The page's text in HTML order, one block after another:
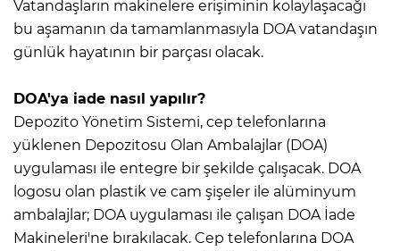
Vatandaşların makinelere erişiminin kolaylaşacağı
bu aşamanın da tamamlanmasıyla DOA vatandaşın
günlük hayatının bir parçası olacak.
DOA'ya iade nasıl yapılır?
Depozito Yönetim Sistemi, cep telefonlarına
yüklenen Depozitosu Olan Ambalajlar (DOA)
uygulaması ile entegre bir şekilde çalışacak. DOA
logosu olan plastik ve cam şişeler ile alüminyum
ambalajlar; DOA uygulaması ile çalışan DOA İade
Makineleri'ne bırakılacak. Cep telefonlarına DOA